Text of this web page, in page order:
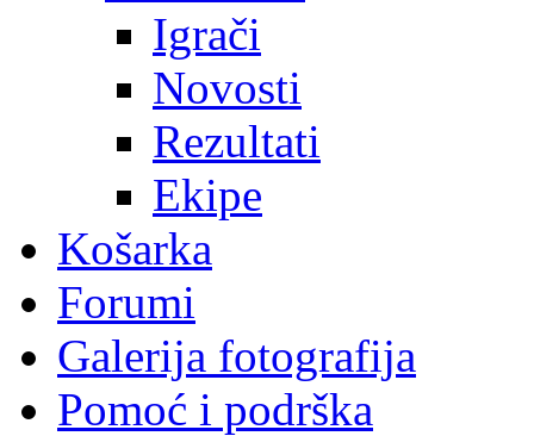
Igrači
Novosti
Rezultati
Ekipe
Košarka
Forumi
Galerija fotografija
Pomoć i podrška